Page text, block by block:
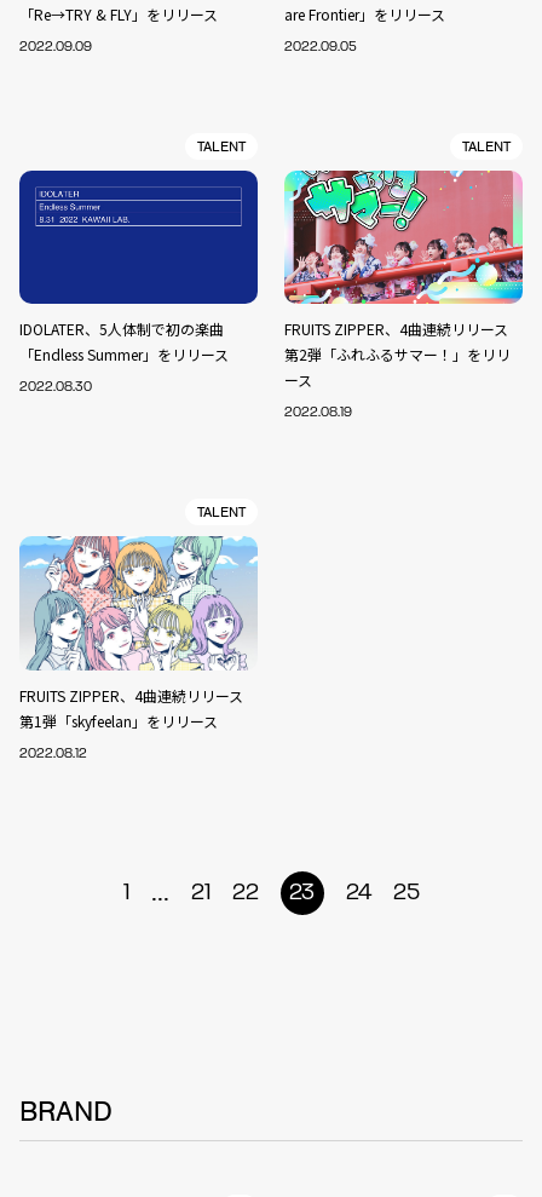
「Re→TRY & FLY」をリリース
2022.09.09
are Frontier」をリリース
2022.09.05
TALENT
IDOLATER、5人体制で初の楽曲
「Endless Summer」をリリース
2022.08.30
TALENT
FRUITS ZIPPER、4曲連続リリース
第2弾「ふれふるサマー！」をリリ
ース
2022.08.19
TALENT
FRUITS ZIPPER、4曲連続リリース
第1弾「skyfeelan」をリリース
2022.08.12
1 ... 21 22 23 24 25
BRAND